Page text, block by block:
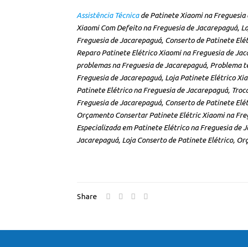
Assistência Técnicade Patinete Xiaomi na Freguesia
Xiaomi Com Defeito na Freguesia de Jacarepaguá,
Freguesia de Jacarepaguá, Conserto de Patinete
Reparo Patinete Elétrico Xiaomi na Freguesia de
problemas na Freguesia de Jacarepaguá,
Freguesia de Jacarepaguá, Loja Patinete Elétrico
Patinete Elétrico na Freguesia de Jacarepaguá,
Freguesia de Jacarepaguá, Conserto de Patinete
Orçamento Consertar Patinete Elétric Xiaomi na
Especializada em Patinete Elétrico na Freguesia de
Jacarepaguá, Loja Conserto de Patinete Elétrico,
Share